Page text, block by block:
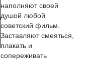
наполняют своей
душой любой
советский фильм.
Заставляют смеяться,
плакать и
сопереживать